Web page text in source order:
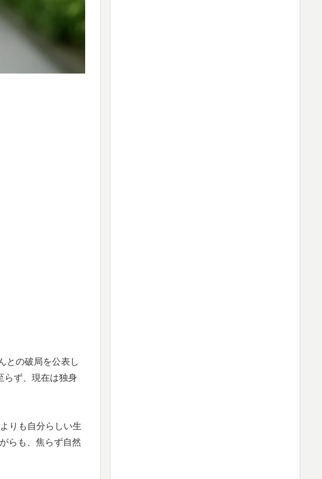
との破局を公表し
らず、現在は独身
りも自分らしい生
らも、焦らず自然